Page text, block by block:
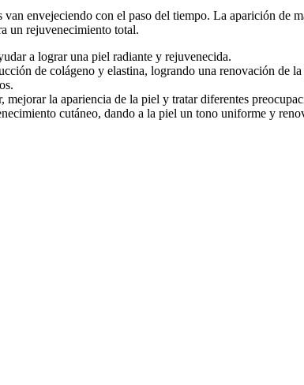
envejeciendo con el paso del tiempo. La aparición de
un rejuvenecimiento total.
a lograr una piel radiante y rejuvenecida.
de colágeno y elastina, logrando una renovación de
la apariencia de la piel y tratar diferentes
cutáneo, dando a la piel un tono uniforme y